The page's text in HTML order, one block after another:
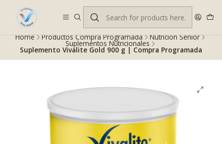
Despacho gratis en RM desde $100.000. Revisa las condiciones.
Home Productos Compra Programada Nutrición Senior
Suplementos Nutricionales
Suplemento Vivalite Gold 900 g | Compra Programada